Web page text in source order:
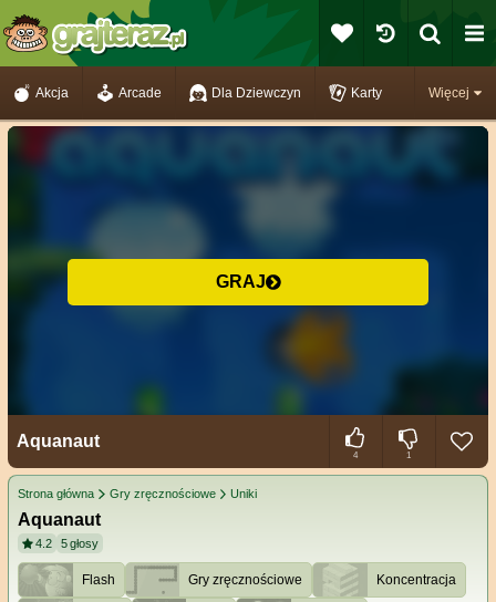
Więcej
Akcja Arcade Dla Dziewczyn Karty
GRAJ
Aquanaut
4 1
Strona główna Gry zręcznościowe Uniki
Aquanaut
4.2 5głosy
Flash Gry zręcznościowe Koncentracja